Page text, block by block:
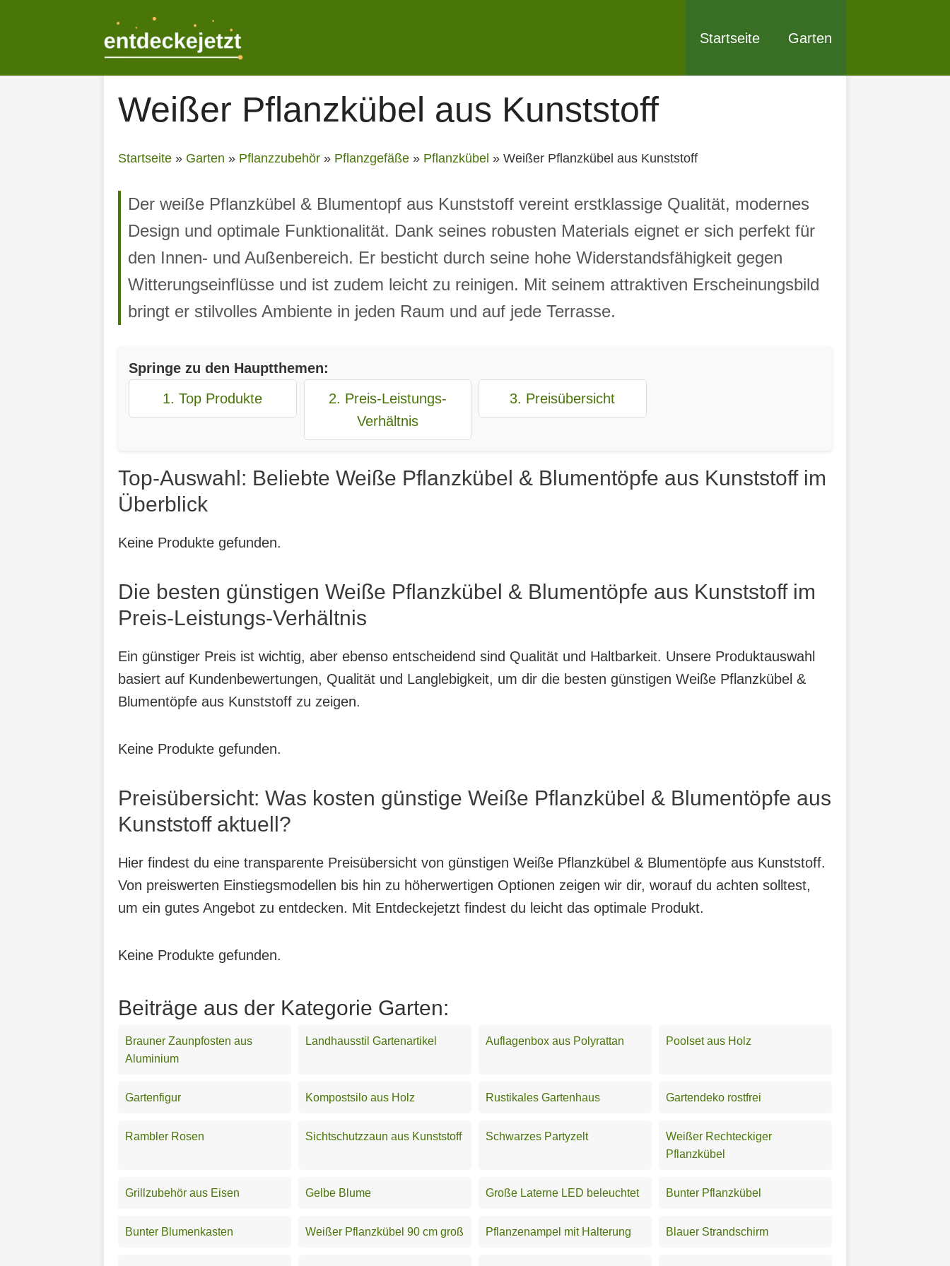
Startseite Garten
Weißer Pflanzkübel aus Kunststoff
Startseite » Garten » Pflanzzubehör » Pflanzgefäße » Pflanzkübel » Weißer Pflanzkübel aus Kunststoff
Der weiße Pflanzkübel & Blumentopf aus Kunststoff vereint erstklassige Qualität, modernes
Design und optimale Funktionalität. Dank seines robusten Materials eignet er sich perfekt für
den Innen- und Außenbereich. Er besticht durch seine hohe Widerstandsfähigkeit gegen
Witterungseinflüsse und ist zudem leicht zu reinigen. Mit seinem attraktiven Erscheinungsbild
bringt er stilvolles Ambiente in jeden Raum und auf jede Terrasse.
Springe zu den Hauptthemen:
1. Top Produkte
2. Preis-Leistungs-
Verhältnis
3. Preisübersicht
Top-Auswahl: Beliebte Weiße Pflanzkübel & Blumentöpfe aus Kunststoff im
Überblick
Keine Produkte gefunden.
Die besten günstigen Weiße Pflanzkübel & Blumentöpfe aus Kunststoff im
Preis-Leistungs-Verhältnis
Ein günstiger Preis ist wichtig, aber ebenso entscheidend sind Qualität und Haltbarkeit. Unsere Produktauswahl
basiert auf Kundenbewertungen, Qualität und Langlebigkeit, um dir die besten günstigen Weiße Pflanzkübel &
Blumentöpfe aus Kunststoff zu zeigen.
Keine Produkte gefunden.
Preisübersicht: Was kosten günstige Weiße Pflanzkübel & Blumentöpfe aus
Kunststoff aktuell?
Hier findest du eine transparente Preisübersicht von günstigen Weiße Pflanzkübel & Blumentöpfe aus Kunststoff.
Von preiswerten Einstiegsmodellen bis hin zu höherwertigen Optionen zeigen wir dir, worauf du achten solltest,
um ein gutes Angebot zu entdecken. Mit Entdeckejetzt findest du leicht das optimale Produkt.
Keine Produkte gefunden.
Beiträge aus der Kategorie Garten:
Brauner Zaunpfosten aus
Aluminium
Landhausstil Gartenartikel Auflagenbox aus Polyrattan Poolset aus Holz
Gartenfigur Kompostsilo aus Holz Rustikales Gartenhaus Gartendeko rostfrei
Rambler Rosen Sichtschutzzaun aus Kunststoff Schwarzes Partyzelt
Weißer Rechteckiger
Pflanzkübel
Grillzubehör aus Eisen Gelbe Blume Große Laterne LED beleuchtet Bunter Pflanzkübel
Bunter Blumenkasten Weißer Pflanzkübel 90 cm groß Pflanzenampel mit Halterung Blauer Strandschirm